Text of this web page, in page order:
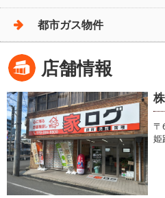
都市ガス物件
店舗情報
〒
姫